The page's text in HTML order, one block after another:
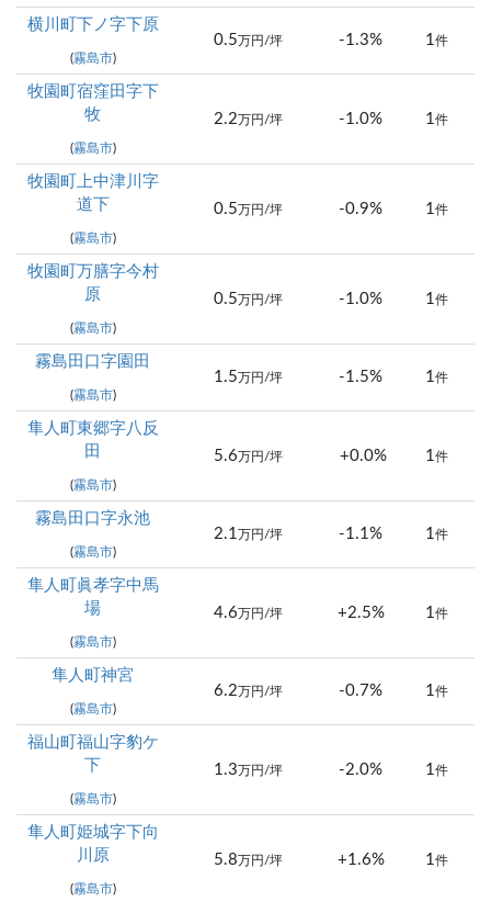
横川町下ノ字下原
(霧島市)
0.5 万円/坪 -1.3% 1件
牧園町宿窪田字下
牧
(霧島市)
2.2 万円/坪 -1.0% 1件
牧園町上中津川字
道下
(霧島市)
0.5 万円/坪 -0.9% 1件
牧園町万膳字今村
原
(霧島市)
0.5 万円/坪 -1.0% 1件
霧島田口字園田
(霧島市)
1.5 万円/坪 -1.5% 1件
隼人町東郷字八反
田
(霧島市)
5.6 万円/坪 +0.0% 1件
霧島田口字永池
(霧島市)
2.1 万円/坪 -1.1% 1件
隼人町眞孝字中馬
場
(霧島市)
4.6 万円/坪 +2.5% 1件
隼人町神宮
(霧島市)
6.2 万円/坪 -0.7% 1件
福山町福山字豹ケ
下
(霧島市)
1.3 万円/坪 -2.0% 1件
隼人町姫城字下向
川原
(霧島市)
5.8 万円/坪 +1.6% 1件